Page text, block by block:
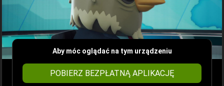
Aby móc oglądać na tym urządzeniu
POBIERZ BEZPŁATNĄ APLIKACJĘ